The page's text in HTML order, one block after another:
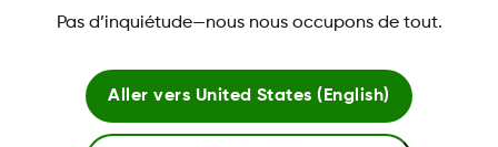
paiement Dexcom G7.
Éducation sur la SCG et le diabète
Une aide pour paramétrer votre appli ou
Pas d’inquiétude—nous nous occupons de tout.
Aller vers United States (English)